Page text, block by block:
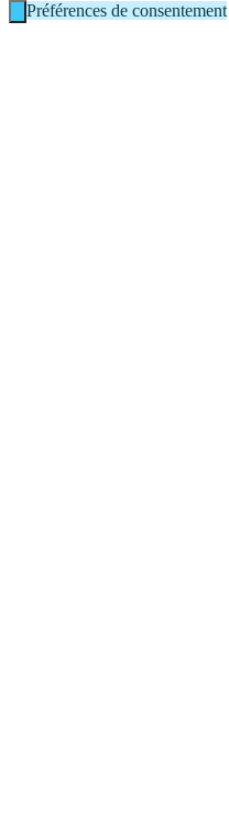
Préférences de consentement